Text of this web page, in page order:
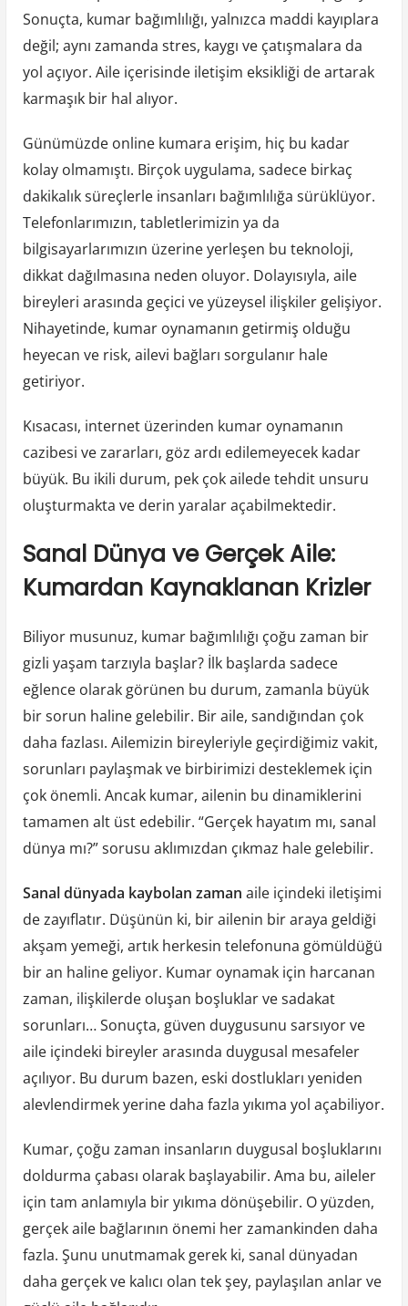
Sonuçta, kumar bağımlılığı, yalnızca maddi kayıplara
değil; aynı zamanda stres, kaygı ve çatışmalara da
yol açıyor. Aile içerisinde iletişim eksikliği de artarak
karmaşık bir hal alıyor.
Günümüzde online kumara erişim, hiç bu kadar
kolay olmamıştı. Birçok uygulama, sadece birkaç
dakikalık süreçlerle insanları bağımlılığa sürüklüyor.
Telefonlarımızın, tabletlerimizin ya da
bilgisayarlarımızın üzerine yerleşen bu teknoloji,
dikkat dağılmasına neden oluyor. Dolayısıyla, aile
bireyleri arasında geçici ve yüzeysel ilişkiler gelişiyor.
Nihayetinde, kumar oynamanın getirmiş olduğu
heyecan ve risk, ailevi bağları sorgulanır hale
getiriyor.
Kısacası, internet üzerinden kumar oynamanın
cazibesi ve zararları, göz ardı edilemeyecek kadar
büyük. Bu ikili durum, pek çok ailede tehdit unsuru
oluşturmakta ve derin yaralar açabilmektedir.
Sanal Dünya ve Gerçek Aile:
Kumardan Kaynaklanan Krizler
Biliyor musunuz, kumar bağımlılığı çoğu zaman bir
gizli yaşam tarzıyla başlar? İlk başlarda sadece
eğlence olarak görünen bu durum, zamanla büyük
bir sorun haline gelebilir. Bir aile, sandığından çok
daha fazlası. Ailemizin bireyleriyle geçirdiğimiz vakit,
sorunları paylaşmak ve birbirimizi desteklemek için
çok önemli. Ancak kumar, ailenin bu dinamiklerini
tamamen alt üst edebilir. “Gerçek hayatım mı, sanal
dünya mı?” sorusu aklımızdan çıkmaz hale gelebilir.
Sanal dünyada kaybolan zaman aile içindeki iletişimi
de zayıflatır. Düşünün ki, bir ailenin bir araya geldiği
akşam yemeği, artık herkesin telefonuna gömüldüğü
bir an haline geliyor. Kumar oynamak için harcanan
zaman, ilişkilerde oluşan boşluklar ve sadakat
sorunları… Sonuçta, güven duygusunu sarsıyor ve
aile içindeki bireyler arasında duygusal mesafeler
açılıyor. Bu durum bazen, eski dostlukları yeniden
alevlendirmek yerine daha fazla yıkıma yol açabiliyor.
Kumar, çoğu zaman insanların duygusal boşluklarını
doldurma çabası olarak başlayabilir. Ama bu, aileler
için tam anlamıyla bir yıkıma dönüşebilir. O yüzden,
gerçek aile bağlarının önemi her zamankinden daha
fazla. Şunu unutmamak gerek ki, sanal dünyadan
daha gerçek ve kalıcı olan tek şey, paylaşılan anlar ve